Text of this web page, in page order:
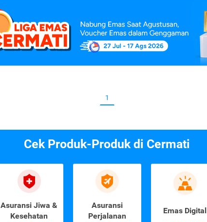
1
Cek Produk-Produk di Cermati
Asuransi Jiwa &
Kesehatan
Asuransi
Perjalanan
Emas Digital